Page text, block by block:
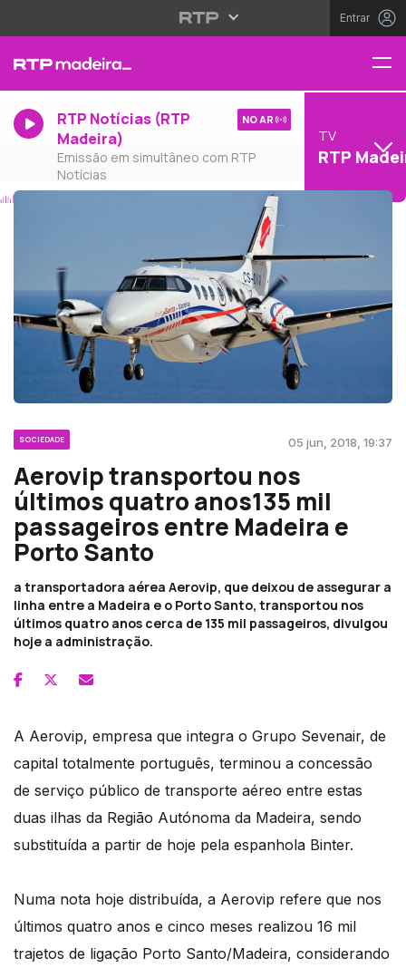
Entrar
RTP Notícias (RTP
Madeira)
Emissão em simultâneo com RTP
Notícias
NO AR
TV
RTP
SOCIEDADE 05 jun, 2018, 19:37
Aerovip transportou nos
últimos quatro anos135 mil
passageiros entre Madeira e
Porto Santo
a transportadora aérea Aerovip, que deixou de assegurar a
linha entre a Madeira e o Porto Santo, transportou nos
últimos quatro anos cerca de 135 mil passageiros, divulgou
hoje a administração.
A Aerovip, empresa que integra o Grupo Sevenair, de
capital totalmente português, terminou a concessão
de serviço público de transporte aéreo entre estas
duas ilhas da Região Autónoma da Madeira, sendo
substituída a partir de hoje pela espanhola Binter.
Numa nota hoje distribuída, a Aerovip refere que nos
últimos quatro anos e cinco meses realizou 16 mil
trajetos de ligação Porto Santo/Madeira, considerando